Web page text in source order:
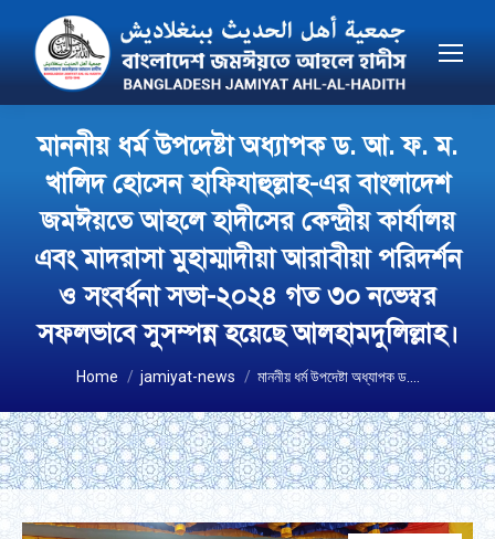
মাননীয় ধর্ম উপদেষ্টা অধ্যাপক ড. আ. ফ. ম.
খালিদ হোসেন হাফিযাহুল্লাহ-এর বাংলাদেশ
জমঈয়তে আহলে হাদীসের কেন্দ্রীয় কার্যালয়
এবং মাদরাসা মুহাম্মাদীয়া আরাবীয়া পরিদর্শন
ও সংবর্ধনা সভা-২০২৪ গত ৩০ নভেম্বর
সফলভাবে সুসম্পন্ন হয়েছে আলহামদুলিল্লাহ।
You are here:
Home jamiyat-news মাননীয় ধর্ম উপদেষ্টা অধ্যাপক ড.…